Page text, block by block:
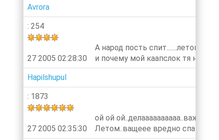
Avrora
: 254
27 2005 02:28:30
А народ пость спит.......летом
и почему мой каапслок тя не
Hapilshupul
: 1873
27 2005 02:35:30
ой ой
Летом..ващеее вредно спать....а